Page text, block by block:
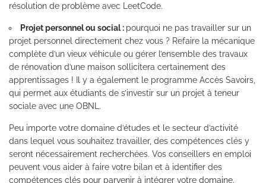
résolution de problème avec
LeetCode.
Projet personnel ou social : pourquoi ne pas travailler sur un
projet personnel directement chez vous ? Refaire la mécanique
complète d’un vieux véhicule ou gérer l’ensemble des travaux
de rénovation d’une maison sollicitera certainement des
apprentissages ! Il y a également le programme Accès Savoirs
qui permet aux étudiants de s’investir sur un projet à teneur
sociale avec une OBNL.
Peu importe votre domaine d’études et le secteur d’activité
dans lequel vous souhaitez travailler, des compétences clés y
seront nécessairement recherchées. Vos conseillers en emploi
peuvent vous aider à faire votre bilan et à identifier des
compétences clés pour parvenir à intégrer votre domaine.